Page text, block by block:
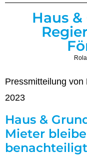
Haus
Pressmitteilung
2023
Haus &
Mieter
benachteiligt